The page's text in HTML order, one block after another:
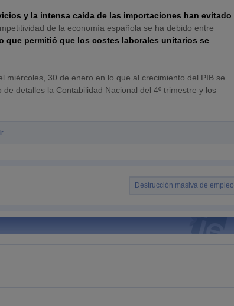
y la intensa caída de las importaciones han evitado
de la economía española se ha debido entre
que permitió que los costes laborales unitarios se
miércoles, 30 de enero en lo que al crecimiento del PIB se
detalles la Contabilidad Nacional del 4º trimestre y los
Destrucción masiva de empleo